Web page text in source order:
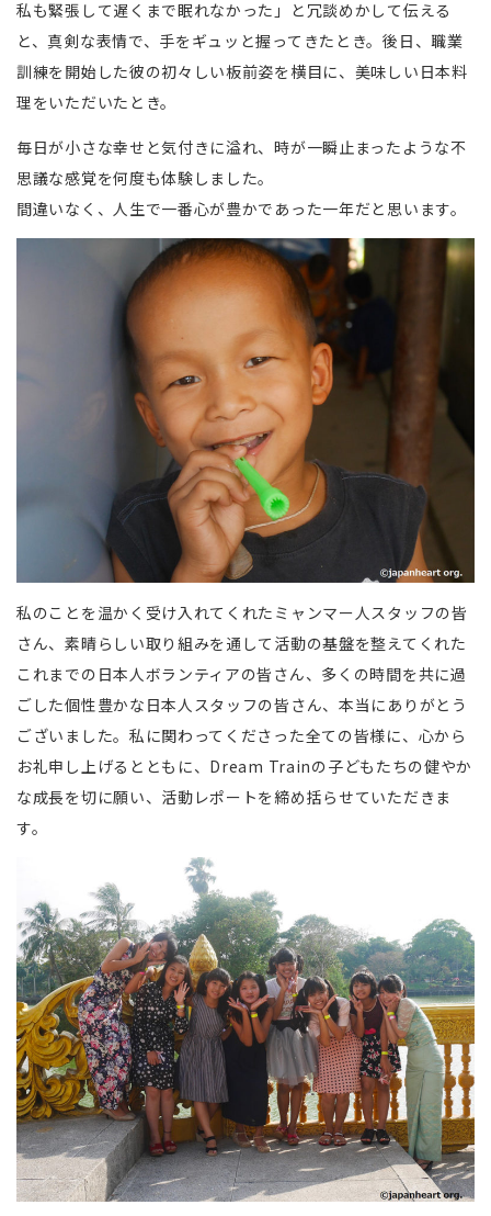
私も緊張して遅くまで眠れなかった」と冗談めかして伝える
と、真剣な表情で、手をギュッと握ってきたとき。後日、職業
訓練を開始した彼の初々しい板前姿を横目に、美味しい日本料
理をいただいたとき。
毎日が小さな幸せと気付きに溢れ、時が一瞬止まったような不
思議な感覚を何度も体験しました。
間違いなく、人生で一番心が豊かであった一年だと思います。
私のことを温かく受け入れてくれたミャンマー人スタッフの皆
さん、素晴らしい取り組みを通して活動の基盤を整えてくれた
これまでの日本人ボランティアの皆さん、多くの時間を共に過
ごした個性豊かな日本人スタッフの皆さん、本当にありがとう
ございました。私に関わってくださった全ての皆様に、心から
お礼申し上げるとともに、Dream Trainの子どもたちの健やか
な成長を切に願い、活動レポートを締め括らせていただきま
す。